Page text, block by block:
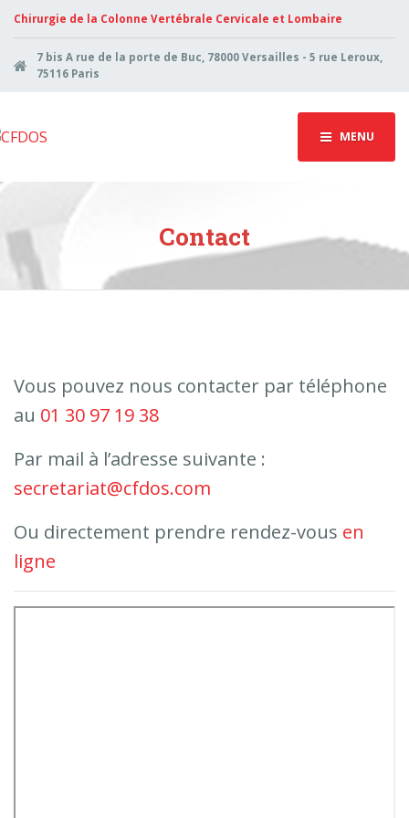
Chirurgie de la Colonne Vertébrale Cervicale et Lombaire
7 bis A rue de la porte de Buc, 78000 Versailles - 5 rue Leroux,
75116 Paris
MENU
Contact
Vous pouvez nous contacter par téléphone
au 01 30 97 19 38
Par mail à l’adresse suivante :
secretariat@cfdos.com
Ou directement prendre rendez-vous en
ligne